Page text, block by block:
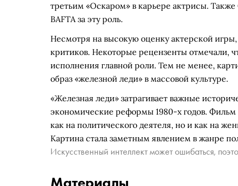
третьим «Оскаром» в карьере актрисы.
BAFTA за эту роль.
Несмотря на высокую оценку актерской
критиков. Некоторые рецензенты отмечали,
исполнения главной роли. Тем не менее,
образ «железной леди» в массовой культуре.
«Железная леди» затрагивает важные
экономические реформы 1980-х годов. Фильм
как на политического деятеля, но и как на
Картина стала заметным явлением в жанре
Искусственный интеллект может ошибаться,